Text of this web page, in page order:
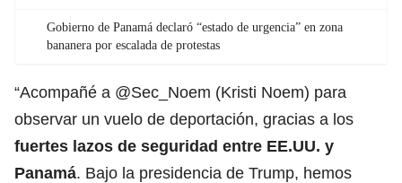
Gobierno de Panamá declaró “estado de urgencia” en zona
bananera por escalada de protestas
“Acompañé a @Sec_Noem (Kristi Noem) para
observar un vuelo de deportación, gracias a los
fuertes lazos de seguridad entre EE.UU. y
Panamá. Bajo la presidencia de Trump, hemos